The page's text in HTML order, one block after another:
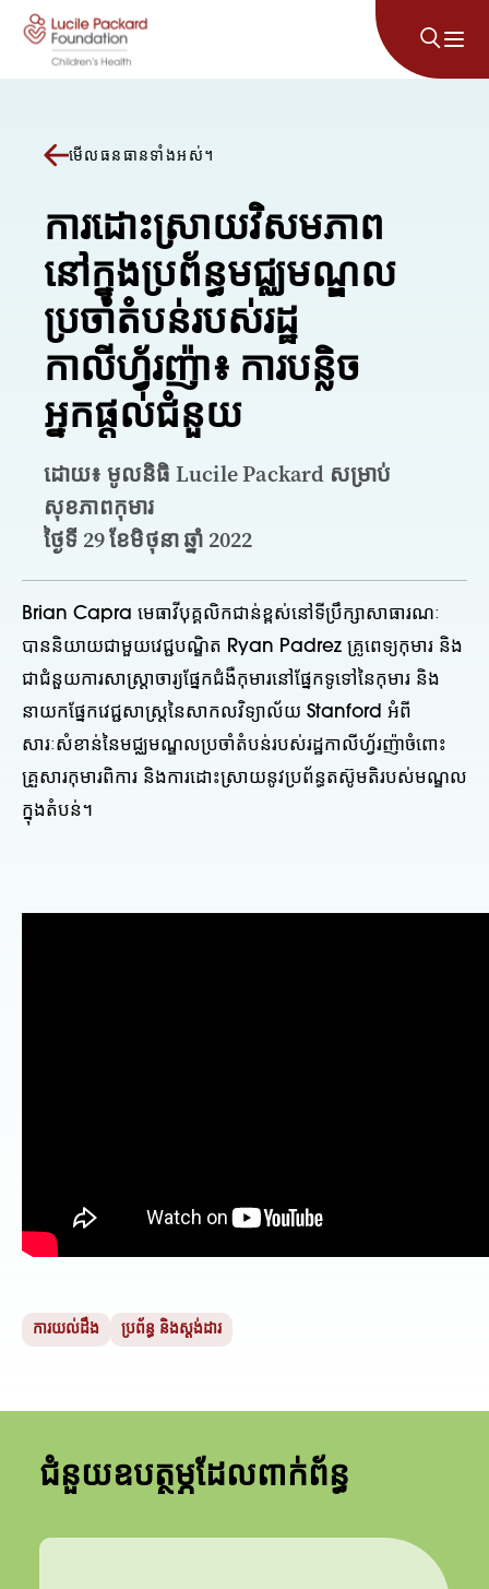
រំលងទៅមាតិកា
មើលធនធានទាំងអស់។
ការដោះស្រាយវិសមភាព
នៅក្នុងប្រព័ន្ធមជ្ឈមណ្ឌល
ប្រចាំតំបន់របស់រដ្ឋ
កាលីហ្វ័រញ៉ា៖ ការបន្លិច
អ្នកផ្តល់ជំនួយ
ដោយ៖ មូលនិធិ Lucile Packard សម្រាប់
សុខភាពកុមារ
ថ្ងៃទី 29 ខែមិថុនា ឆ្នាំ 2022
Brian Capra មេធាវីបុគ្គលិកជាន់ខ្ពស់នៅទីប្រឹក្សាសាធារណៈ
បាននិយាយជាមួយវេជ្ជបណ្ឌិត Ryan Padrez គ្រូពេទ្យកុមារ និង
ជាជំនួយការសាស្រ្តាចារ្យផ្នែកជំងឺកុមារនៅផ្នែកទូទៅនៃកុមារ និង
នាយកផ្នែកវេជ្ជសាស្ត្រនៃសាកលវិទ្យាល័យ Stanford អំពី
សារៈសំខាន់នៃមជ្ឈមណ្ឌលប្រចាំតំបន់របស់រដ្ឋកាលីហ្វ័រញ៉ាចំពោះ
គ្រួសារកុមារពិការ និងការដោះស្រាយនូវប្រព័ន្ធតស៊ូមតិរបស់មណ្ឌល
ក្នុងតំបន់។
ការយល់ដឹង ប្រព័ន្ធ និងស្តង់ដារ
ជំនួយឧបត្ថម្ភដែលពាក់ព័ន្ធ